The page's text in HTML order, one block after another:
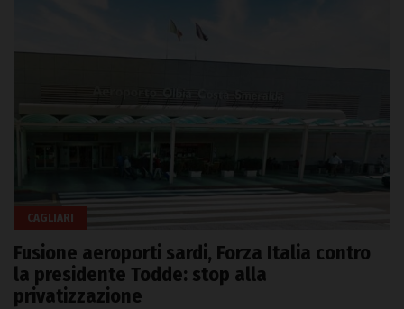
CAGLIARI
Fusione aeroporti sardi, Forza Italia contro
la presidente Todde: stop alla
privatizzazione